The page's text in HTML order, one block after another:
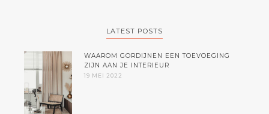
LATEST POSTS
WAAROM GORDIJNEN EEN TOEVOEGING
ZIJN AAN JE INTERIEUR
19 MEI 2022